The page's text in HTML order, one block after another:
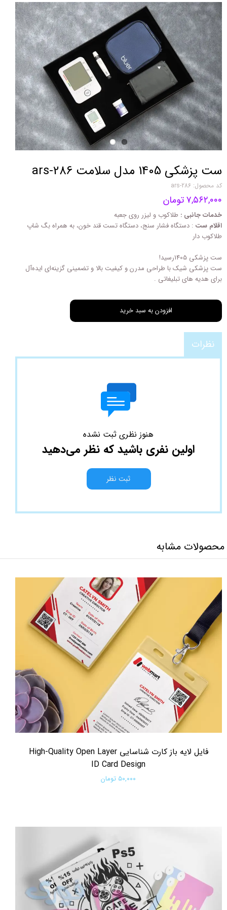
ست پزشکی 1405 مدل سلامت ars-286
کد محصول: ars-286
۷,۵۶۲,۰۰۰ تومان
خدمات جانبی : طلاکوب و لیزر روی جعبه
اقلام ست : دستگاه فشار سنج، دستگاه تست قند خون، به همراه بگ شاپ
طلاکوب دار
ست پزشکی 1405رسید!
ست پزشکی شیک با طراحی مدرن و کیفیت بالا و تضمینی گزینه‌ای ایده‌آل
برای هدیه‌ های تبلیغاتی .
افزودن به سبد خرید
نظرات
هنوز نظری ثبت نشده
اولین نفری باشید که نظر می‌دهید
ثبت نظر
محصولات مشابه
فایل لایه باز کارت شناسایی High-Quality Open Layer
ID Card Design
۵۰,۰۰۰ تومان